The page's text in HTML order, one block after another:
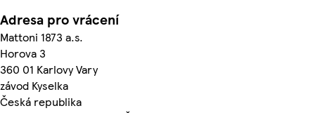
Adresa pro vrácení
Mattoni 1873 a.s.
Horova 3
360 01 Karlovy Vary
závod Kyselka
Česká republika